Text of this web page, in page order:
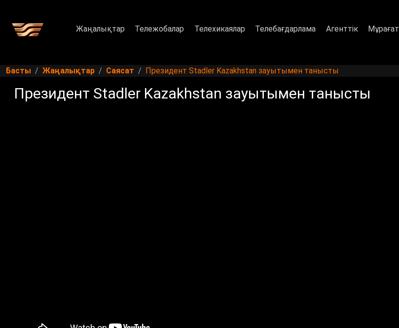
Жаңалықтар Тележобалар Телехикаялар Телебағдарлама Агенттік Мұрағат
Басты Жаңалықтар Саясат Президент Stadler Kazakhstan зауытымен танысты
Президент Stadler Kazakhstan зауытымен танысты